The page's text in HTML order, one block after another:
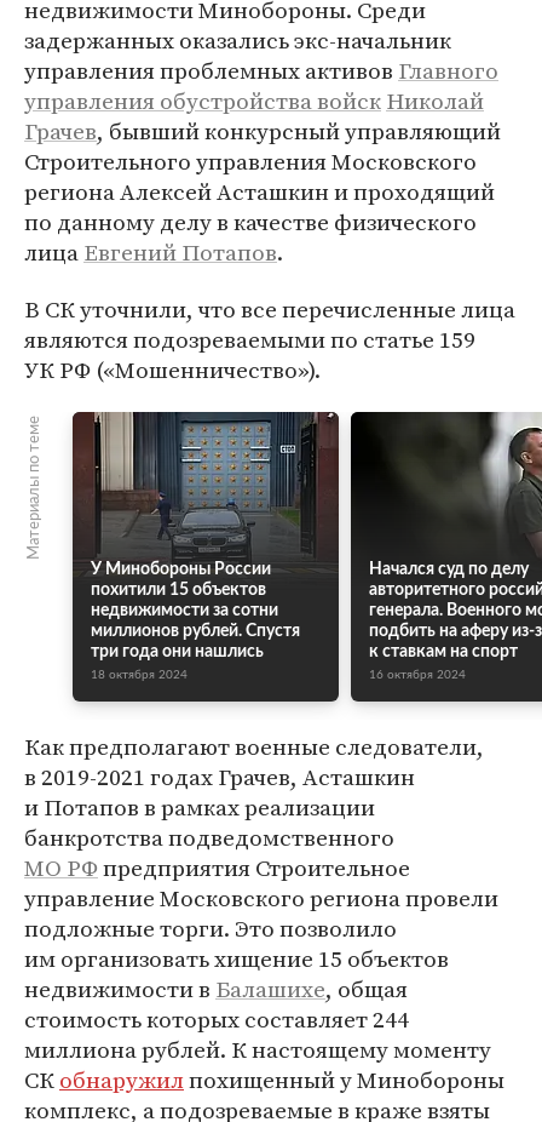
недвижимости Минобороны. Среди
задержанных оказались экс-начальник
управления проблемных активов Главного
управления обустройства войскНиколай
Грачев, бывший конкурсный управляющий
Строительного управления Московского
региона Алексей Асташкин и проходящий
по данному делу в качестве физического
лицаЕвгений Потапов.
В СК уточнили, что все перечисленные лица
являются подозреваемыми по статье 159
УК РФ («Мошенничество»).
Материалы по теме
У Минобороны России
похитили 15 объектов
недвижимости за сотни
миллионов рублей. Спустя
три года они нашлись
18 октября 2024
Начался суд по делу
авторитетного
генерала. Военного
подбить на аферу из-
к ставкам на спорт
16 октября 2024
Как предполагают военные следователи,
в 2019-2021 годах Грачев, Асташкин
и Потапов в рамках реализации
банкротства подведомственного
МО РФпредприятия Строительное
управление Московского региона провели
подложные торги. Это позволило
им организовать хищение 15 объектов
недвижимости в Балашихе, общая
стоимость которых составляет 244
миллиона рублей. К настоящему моменту
СКобнаружилпохищенный у Минобороны
комплекс, а подозреваемые в краже взяты